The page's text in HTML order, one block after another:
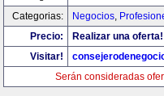
Categorias:
Negocios,
Precio:
Realizar una oferta!
Visitar!
Serán consideradas